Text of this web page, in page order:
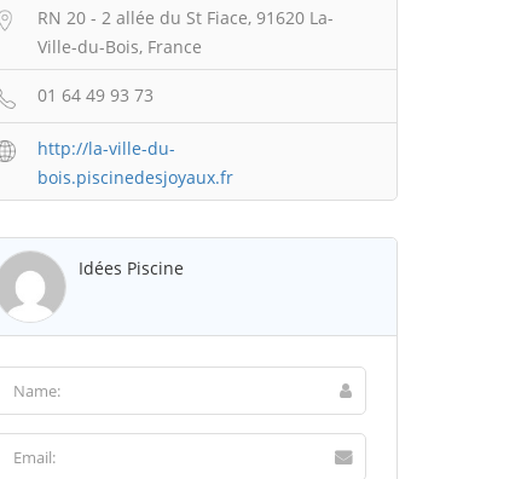
RN 20 - 2 allée du St Fiace, 91620 La-
Ville-du-Bois, France
01 64 49 93 73
http://la-ville-du-
bois.piscinedesjoyaux.fr
Idées Piscine